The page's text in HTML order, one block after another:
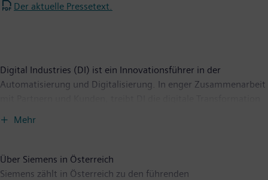
Der aktuelle Pressetext.
Digital Industries (DI) ist ein Innovationsführer in der
Automatisierung und Digitalisierung. In enger Zusammenarbeit
Integration und Digitalisierung der gesamten
Wertschöpfungskette. Optimiert für die spezifischen
Mehr
Über Siemens in Österreich
Siemens zählt in Österreich zu den führenden